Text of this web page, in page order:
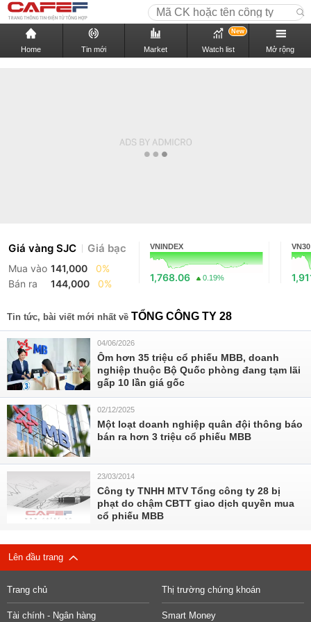
Home Tin mới Market Watch list
New
Mở rộng
Giá vàng SJC Giá bạc
Mua vào 141,000
0%
Bán ra
144,000 0%
VNINDEX
1,768.06 0.19%
VN30
Tin tức, bài viết mới nhất về TỔNG CÔNG TY 28
04/06/2026
Ôm hơn 35 triệu cổ phiếu MBB, doanh
nghiệp thuộc Bộ Quốc phòng đang tạm lãi
gấp 10 lần giá gốc
02/12/2025
Một loạt doanh nghiệp quân đội thông báo
bán ra hơn 3 triệu cổ phiếu MBB
23/03/2014
Công ty TNHH MTV Tổng công ty 28 bị
phạt do chậm CBTT giao dịch quyền mua
cổ phiếu MBB
Lên đầu trang
Trang chủ Thị trường chứng khoán
Tài chính - Ngân hàng Smart Money